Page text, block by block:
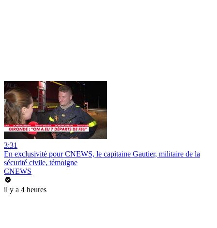
3:31
En exclusivité pour CNEWS, le capitaine Gautier, militaire de la
sécurité civile, témoigne
CNEWS
il y a 4 heures